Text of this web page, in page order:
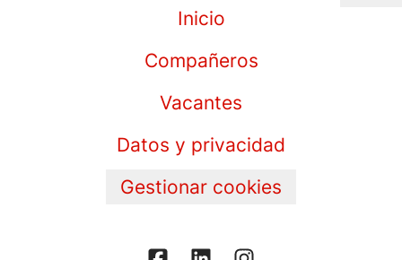
Inicio
Compañeros
Vacantes
Datos y privacidad
Gestionar cookies